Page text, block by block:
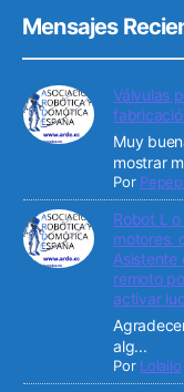
Mensajes
Válvulas
Muy
mostrar
Por
Robot L
motores.
Asistente
remoto
activar
alg...
Por Lolailo